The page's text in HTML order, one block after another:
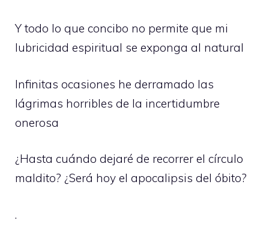
Y todo lo que concibo no permite que mi
lubricidad espiritual se exponga al natural
Infinitas ocasiones he derramado las
lágrimas horribles de la incertidumbre
onerosa
¿Hasta cuándo dejaré de recorrer el círculo
maldito? ¿Será hoy el apocalipsis del óbito?
.